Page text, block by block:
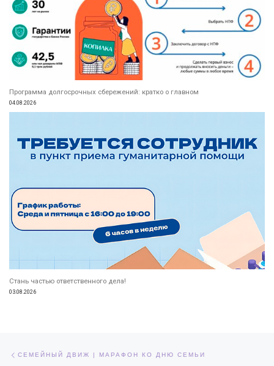
Программа долгосрочных сбережений: кратко о главном
04.08.2026
Стань частью ответственного дела!
03.08.2026
Навигация по записям
СЕМЕЙНЫЙ ДВИЖ | МАРАФОН КО ДНЮ СЕМЬИ